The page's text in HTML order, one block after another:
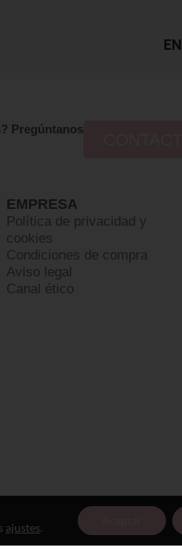
Pregúntanos
EMPRESA
Política de privacidad y
cookies
Condiciones de compra
Aviso legal
Canal ético
ajustes.